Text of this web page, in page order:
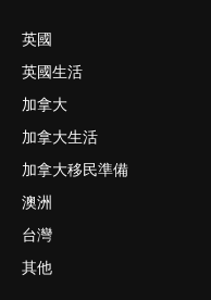
英國
英國生活
加拿大
加拿大生活
加拿大移民準備
澳洲
台灣
其他